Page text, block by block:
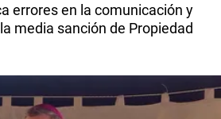
errores en la comunicación y
media sanción de Propiedad